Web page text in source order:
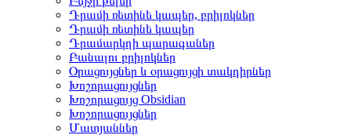
Դրամի ռետինե կապեր, բրիլոկներ
Դրամի ռետինե կապեր
Դրամարկղի պարագաներ
Բանալու բրիլոկներ
Օրացույցներ և օրացույցի տակդիրներ
Խոշորացույցներ
Խոշորացույց Obsidian
Խոշորացույցներ
Մատյաններ